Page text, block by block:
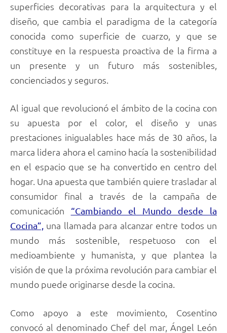
superficies decorativas para la arquitectura y el
diseño, que cambia el paradigma de la categoría
conocida como superficie de cuarzo, y que se
constituye en la respuesta proactiva de la firma a
un presente y un futuro más sostenibles,
concienciados y seguros.
Al igual que revolucionó el ámbito de la cocina con
su apuesta por el color, el diseño y unas
prestaciones inigualables hace más de 30 años, la
marca lidera ahora el camino hacía la sostenibilidad
en el espacio que se ha convertido en centro del
hogar. Una apuesta que también quiere trasladar al
consumidor final a través de la campaña de
comunicación
“Cambiando el Mundo desde la
Cocina”, una llamada para alcanzar entre todos un
mundo más sostenible, respetuoso con el
medioambiente y humanista, y que plantea la
visión de que la próxima revolución para cambiar el
mundo puede originarse desde la cocina.
Como apoyo a este movimiento, Cosentino
convocó al denominado Chef del mar, Ángel León